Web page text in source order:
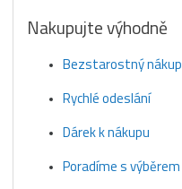
Nakupujte výhodně
Bezstarostný nákup
Rychlé odeslání
Dárek k nákupu
Poradíme s výběrem